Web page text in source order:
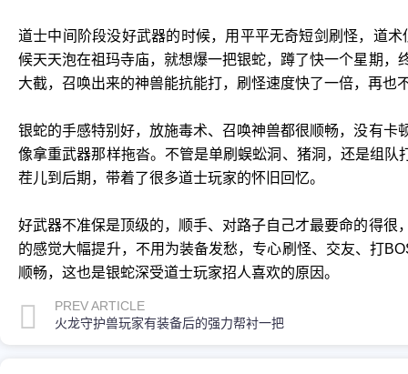
道士中间阶段没好武器的时候，用平平无奇短剑刷怪，道
候天天泡在祖玛寺庙，就想爆一把银蛇，蹲了快一个星期
大截，召唤出来的神兽能抗能打，刷怪速度快了一倍，再也
银蛇的手感特别好，放施毒术、召唤神兽都很顺畅，没有
像拿重武器那样拖沓。不管是单刷蜈蚣洞、猪洞，还是组
茬儿到后期，带着了很多道士玩家的怀旧回忆。
好武器不准保是顶级的，顺手、对路子自己才最要命的得
的感觉大幅提升，不用为装备发愁，专心刷怪、交友、打
顺畅，这也是银蛇深受道士玩家招人喜欢的原因。
PREV ARTICLE
火龙守护兽玩家有装备后的强力帮衬一把